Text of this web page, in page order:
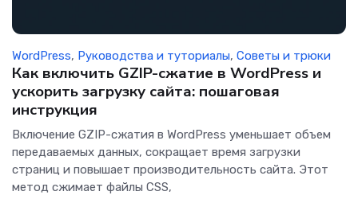
WordPress, Руководства и туториалы, Советы и трюки
Как включить GZIP-сжатие в WordPress и
ускорить загрузку сайта: пошаговая
инструкция
Включение GZIP-сжатия в WordPress уменьшает объем
передаваемых данных, сокращает время загрузки
страниц и повышает производительность сайта. Этот
метод сжимает файлы CSS,